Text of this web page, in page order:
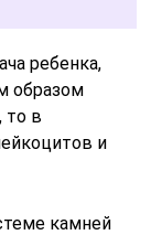
ребенка,
образом
то в
и
камней